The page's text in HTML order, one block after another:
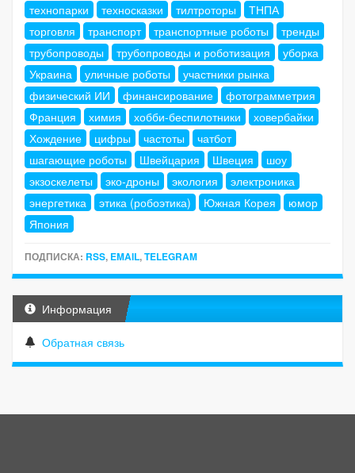
технопарки
техносказки тилтроторы
ТНПА
торговля
транспорт транспортные роботы
тренды
трубопроводы
трубопроводы и роботизация
уборка
Украина
уличные роботы
участники рынка
физический ИИ
финансирование
фотограмметрия
Франция
химия хобби-беспилотники
ховербайки
Хождение
цифры частоты
чатбот
шагающие роботы
Швейцария Швеция
шоу
экзоскелеты
эко-дроны экология
электроника
энергетика
этика (робоэтика) Южная Корея
юмор
Япония
ПОДПИСКА: RSS, EMAIL,TELEGRAM
Информация
Обратная связь